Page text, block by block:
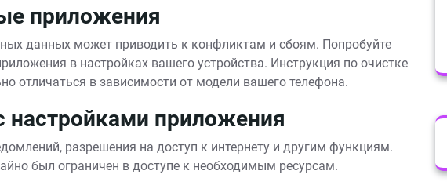
приложения
данных может приводить к конфликтам и сбоям. Попробуйте
в настройках вашего устройства. Инструкция по очистке
отличаться в зависимости от модели вашего телефона.
приложения
разрешения на доступ к интернету и другим функциям.
был ограничен в доступе к необходимым ресурсам.